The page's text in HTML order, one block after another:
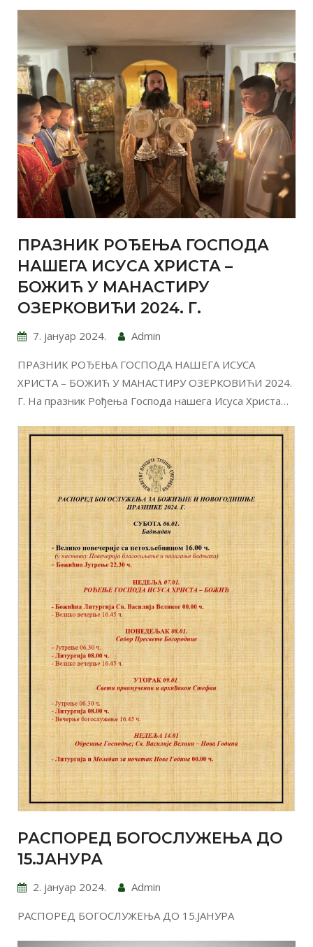
ПРАЗНИК РОЂЕЊА ГОСПОДА
НАШЕГА ИСУСА ХРИСТА –
БОЖИЋ У МАНАСТИРУ
ОЗЕРКОВИЋИ 2024. Г.
7. јануар 2024. Admin
ПРАЗНИК РОЂЕЊА ГОСПОДА НАШЕГА ИСУСА
ХРИСТА – БОЖИЋ У МАНАСТИРУ ОЗЕРКОВИЋИ 2024.
Г. На празник Рођења Господа нашега Исуса Христа…
РАСПОРЕД БОГОСЛУЖЕЊА ДО
15.ЈАНУРА
2. јануар 2024. Admin
РАСПОРЕД БОГОСЛУЖЕЊА ДО 15.ЈАНУРА